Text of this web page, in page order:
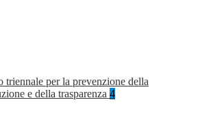
triennale per la prevenzione della
e della trasparenza 4